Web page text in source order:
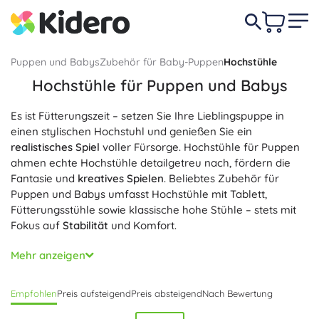
Puppen und BabysZubehör für Baby-PuppenHochstühle
Hochstühle für Puppen und Babys
Es ist Fütterungszeit – setzen Sie Ihre Lieblingspuppe in
einen stylischen Hochstuhl und genießen Sie ein
realistisches Spiel voller Fürsorge. Hochstühle für Puppen
ahmen echte Hochstühle detailgetreu nach, fördern die
Fantasie und kreatives Spielen. Beliebtes Zubehör für
Puppen und Babys umfasst Hochstühle mit Tablett,
Fütterungsstühle sowie klassische hohe Stühle – stets mit
Fokus auf Stabilität und Komfort.
Zur Auswahl stehen Hochstühle aus Kunststoff, Holz oder
mit leichter Metallkonstruktion. Viele Modelle bieten ein
verstellbare Rückenlehne oder Fächer für Puppenzubehör
Die Oberflächen sind pflegeleicht –
Mehr anzeigen
EmpfohlenPreis aufsteigendPreis absteigendNach Bewertung